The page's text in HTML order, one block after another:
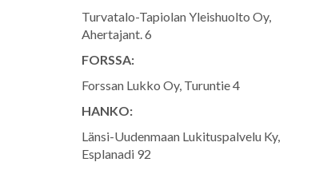
Turvatalo-Tapiolan Yleishuolto Oy,
Ahertajant. 6
FORSSA:
Forssan Lukko Oy, Turuntie 4
HANKO:
Länsi-Uudenmaan Lukituspalvelu Ky,
Esplanadi 92